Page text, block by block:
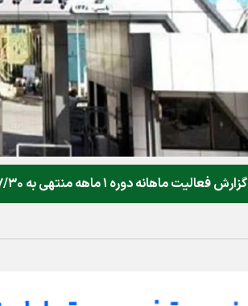
گزارش فعالیت ماهانه دوره ۱ ماهه منتهی به ۱۴۰۳/۰۷/۳۰ اصلاحیه شرکت پتروشیمی شیراز منتشر شد.